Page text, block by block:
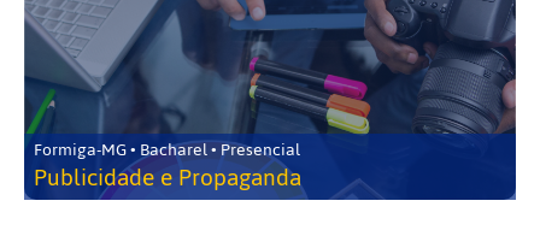
Formiga-MG • Bacharel • Presencial
Publicidade e Propaganda